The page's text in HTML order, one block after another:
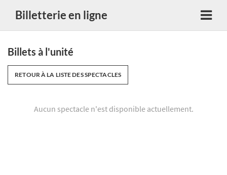
Billetterie en ligne
Billets à l'unité
RETOUR À LA LISTE DES SPECTACLES
Aucun spectacle n'est disponible actuellement.